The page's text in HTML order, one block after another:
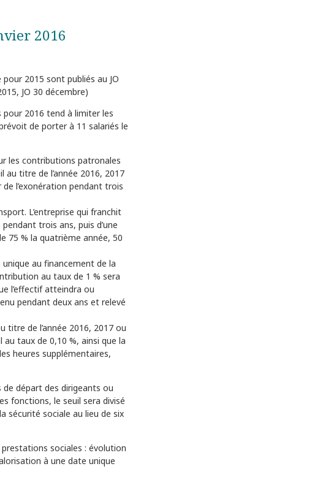
2016
2015 sont publiés au JO
JO 30 décembre)
2016 tend à limiter les
de porter à 11 salariés le
les contributions patronales
au titre de l’année 2016, 2017
l’exonération pendant trois
L’entreprise qui franchit
trois ans, puis d’une
75 % la quatrième année, 50
au financement de la
au taux de 1 % sera
l’effectif atteindra ou
pendant deux ans et relevé
de l’année 2016, 2017 ou
taux de 0,10 %, ainsi que la
heures supplémentaires,
de départ des dirigeants ou
fonctions, le seuil sera divisé
sécurité sociale au lieu de six
sociales : évolution
à une date unique